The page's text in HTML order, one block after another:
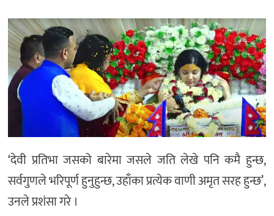
‘देवी प्रतिभा जसको बारेमा जसले जति लेखे पनि कमै हुन्छ,
सर्वगुणले भरिपूर्ण हुनुहुन्छ, उहाँका प्रत्येक वाणी अमृत सरह हुन्छ’,
उनले प्रशंसा गरे ।